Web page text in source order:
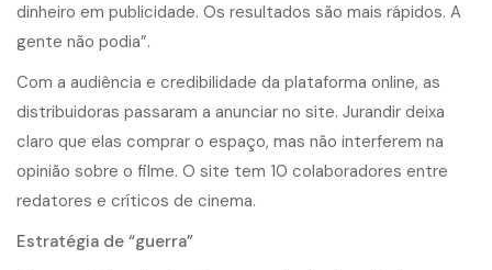
dinheiro em publicidade. Os resultados são mais rápidos. A
gente não podia”.
Com a audiência e credibilidade da plataforma online, as
distribuidoras passaram a anunciar no site. Jurandir deixa
claro que elas comprar o espaço, mas não interferem na
opinião sobre o filme. O site tem 10 colaboradores entre
redatores e críticos de cinema.
Estratégia de “guerra”